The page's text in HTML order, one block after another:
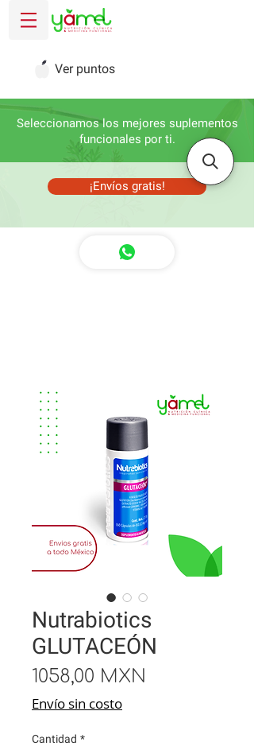
Ver puntos
Seleccionamos los mejores suplementos
funcionales por ti.
¡Envíos gratis!
Nutrabiotics
GLUTACEÓN
1058,00 MXN
Envío sin costo
Cantidad *